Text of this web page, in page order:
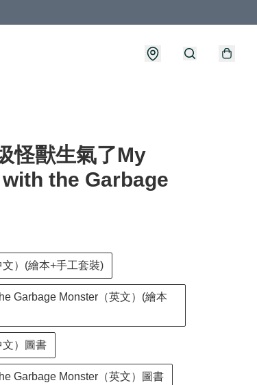
怪獸生氣了My
the Garbage
）(繪本+手工套裝)
Garbage Monster（英文）(繪本
文）圖書
Garbage Monster（英文）圖書